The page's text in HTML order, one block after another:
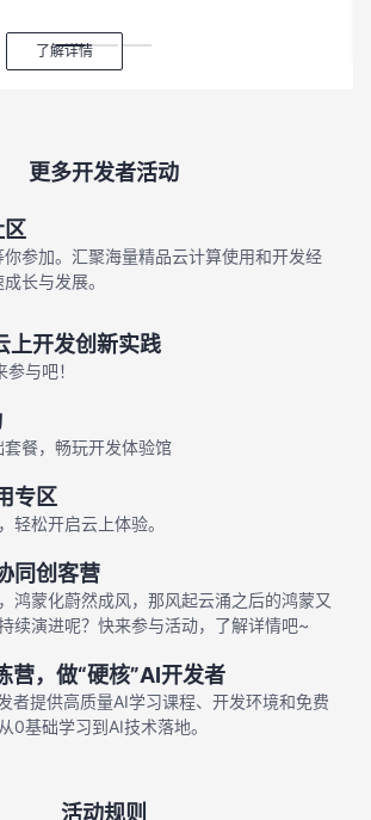
了解详情
更多开发者活动
区
参加。汇聚海量精品云计算使用和开发经
长与发展。
上开发创新实践
与吧！
餐，畅玩开发体验馆
专区
轻松开启云上体验。
同创客营
鸿蒙化蔚然成风，那风起云涌之后的鸿蒙又
续演进呢？快来参与活动，了解详情吧~
营，做“硬核”AI开发者
者提供高质量AI学习课程、开发环境和免费
0基础学习到AI技术落地。
活动规则